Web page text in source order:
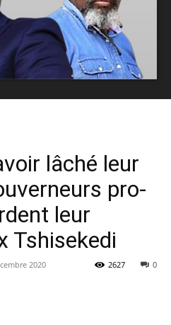
lâché leur
pro-
leur
Tshisekedi
2020 0
2627